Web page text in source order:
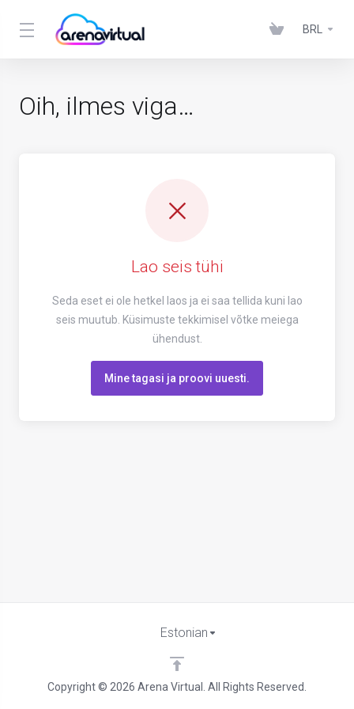
BRL
Oih, ilmes viga…
Lao seis tühi
Seda eset ei ole hetkel laos ja ei saa tellida kuni lao
seis muutub. Küsimuste tekkimisel võtke meiega
ühendust.
Mine tagasi ja proovi uuesti.
Copyright © 2026 Arena Virtual. All Rights Reserved.
Estonian